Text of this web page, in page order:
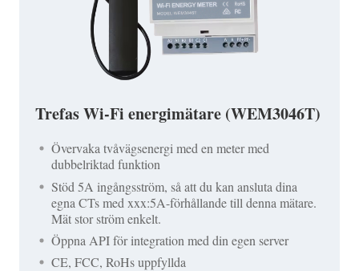
Trefas Wi-Fi energimätare (WEM3046T)
Övervaka tvåvägsenergi med en meter med
dubbelriktad funktion
Stöd 5A ingångsström, så att du kan ansluta dina
egna CTs med xxx:5A-förhållande till denna mätare.
Mät stor ström enkelt.
Öppna API för integration med din egen server
CE, FCC, RoHs uppfyllda